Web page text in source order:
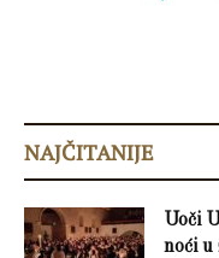
NAJČITANIJE
Uoči
noći u